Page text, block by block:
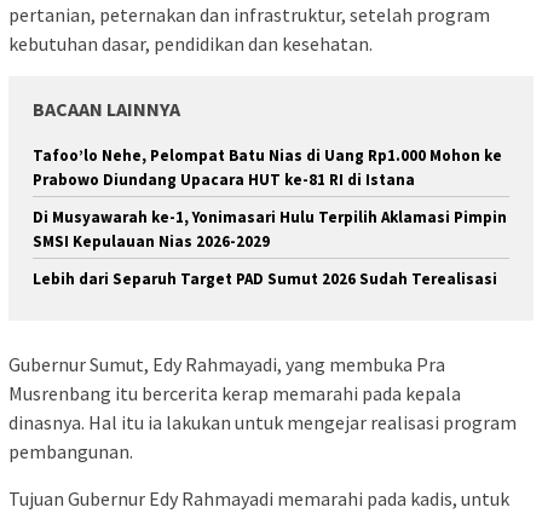
pertanian, peternakan dan infrastruktur, setelah program
kebutuhan dasar, pendidikan dan kesehatan.
BACAAN LAINNYA
Tafoo’lo Nehe, Pelompat Batu Nias di Uang Rp1.000 Mohon ke
Prabowo Diundang Upacara HUT ke-81 RI di Istana
Di Musyawarah ke-1, Yonimasari Hulu Terpilih Aklamasi Pimpin
SMSI Kepulauan Nias 2026-2029
Lebih dari Separuh Target PAD Sumut 2026 Sudah Terealisasi
Gubernur Sumut, Edy Rahmayadi, yang membuka Pra
Musrenbang itu bercerita kerap memarahi pada kepala
dinasnya. Hal itu ia lakukan untuk mengejar realisasi program
pembangunan.
Tujuan Gubernur Edy Rahmayadi memarahi pada kadis, untuk